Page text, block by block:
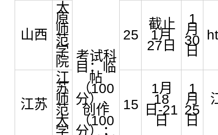
考试科
目：临
帖
（100
分）、
创作
（100
分）；
山西
太
原
师
范
学
院
25
截止
1月
27日
1
月
30
日
江苏
江
苏
师
范
大
学
15
1月
18
日-21
日
1
月
25
日